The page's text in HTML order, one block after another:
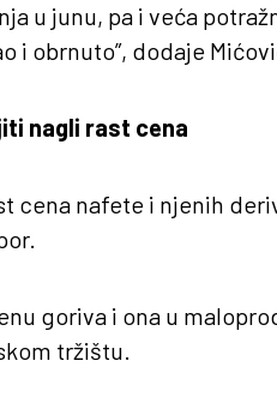
u junu, pa i veća
i obrnuto”, dodaje
nagli rast cena
cena nafete i njenih
goriva i ona u
tržištu.